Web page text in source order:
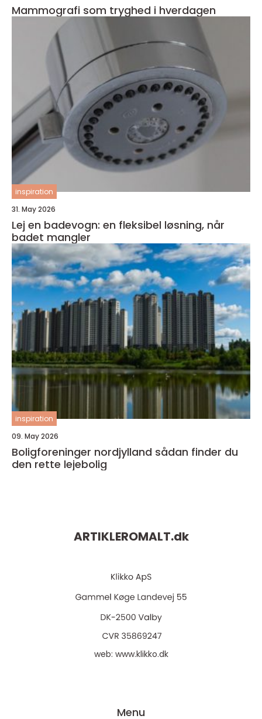
Mammografi som tryghed i hverdagen
inspiration
31. May 2026
Lej en badevogn: en fleksibel løsning, når
badet mangler
inspiration
09. May 2026
Boligforeninger nordjylland sådan finder du
den rette lejebolig
ARTIKLEROMALT.dk
web: www.klikko.dk
Menu